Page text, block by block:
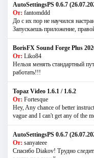
AutoSettingsPS 0.6.7
От: fantomddd
До с их пор не научился
Запускаешь приложение,
BorisFX Sound Forge Plus
От: Liko84
Нельзя менять стандартный
работать!!!
Topaz Video 1.6.1 / 1.6.2
От: Fortesque
Hey, Any chance of better
vague and I can't get any of the
AutoSettingsPS 0.6.7
От: sanyateee
Спасибо Diakov! Трудно